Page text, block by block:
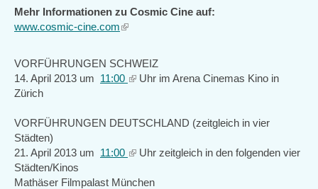
Mehr Informationen zu Cosmic Cine auf:
www.cosmic-cine.com(link
VORFÜHRUNGEN SCHWEIZ
14. April 2013 um 11:00 (linkUhr im Arena Cinemas Kino in
Zürich
VORFÜHRUNGEN DEUTSCHLAND (zeitgleich in vier
Städten)
21. April 2013 um 11:00 (link
external)
Uhr zeitgleich in den folgenden vier
Städten/Kinos
Mathäser Filmpalast München